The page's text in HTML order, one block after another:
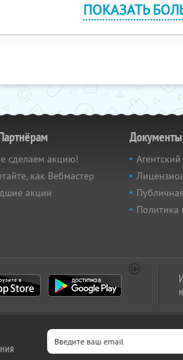
ПОКАЗАТЬ
сделаем акцию!
как Вебмастер
акции
Документы
Политика